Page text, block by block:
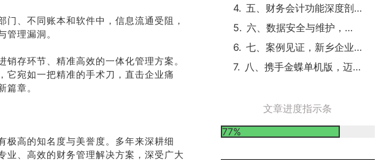
、不同账本和软件中，信息流通受阻，
理漏洞。
存环节、精准高效的一体化管理方案。
它宛如一把精准的手术刀，直击企业痛
章。
极高的知名度与美誉度。多年来深耕细
业、高效的财务管理解决方案，深受广大
五、财务会计功能深度剖析
六、数据安全与维护，为企业保驾护航
七、案例见证，新乡企业的蜕变之路
八、携手金蝶单机版，迈向新乡企业新征程
文章进度指示条
77%